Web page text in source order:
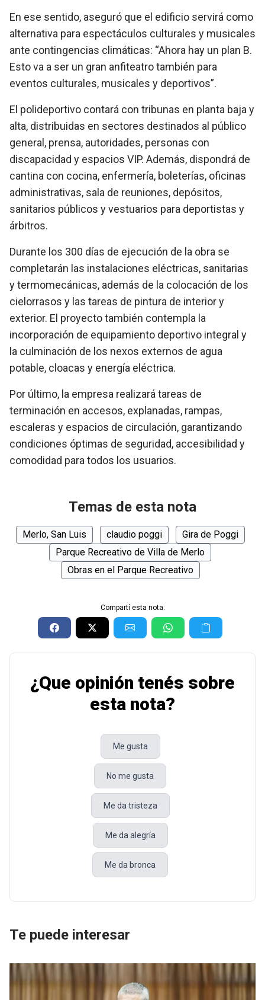
En ese sentido, aseguró que el edificio servirá como
alternativa para espectáculos culturales y musicales
ante contingencias climáticas: “Ahora hay un plan B.
Esto va a ser un gran anfiteatro también para
eventos culturales, musicales y deportivos”.
El polideportivo contará con tribunas en planta baja y
alta, distribuidas en sectores destinados al público
general, prensa, autoridades, personas con
discapacidad y espacios VIP. Además, dispondrá de
cantina con cocina, enfermería, boleterías, oficinas
administrativas, sala de reuniones, depósitos,
sanitarios públicos y vestuarios para deportistas y
árbitros.
Durante los 300 días de ejecución de la obra se
completarán las instalaciones eléctricas, sanitarias
y termomecánicas, además de la colocación de los
cielorrasos y las tareas de pintura de interior y
exterior. El proyecto también contempla la
incorporación de equipamiento deportivo integral y
la culminación de los nexos externos de agua
potable, cloacas y energía eléctrica.
Por último, la empresa realizará tareas de
terminación en accesos, explanadas, rampas,
escaleras y espacios de circulación, garantizando
condiciones óptimas de seguridad, accesibilidad y
comodidad para todos los usuarios.
Temas de esta nota
Merlo, San Luis claudio poggi
Gira de Poggi
Parque Recreativo de Villa de Merlo
Obras en el Parque Recreativo
Compartí esta nota:
¿Que opinión tenés sobre
esta nota?
Me gusta
No me gusta
Me da tristeza
Me da alegría
Me da bronca
Te puede interesar